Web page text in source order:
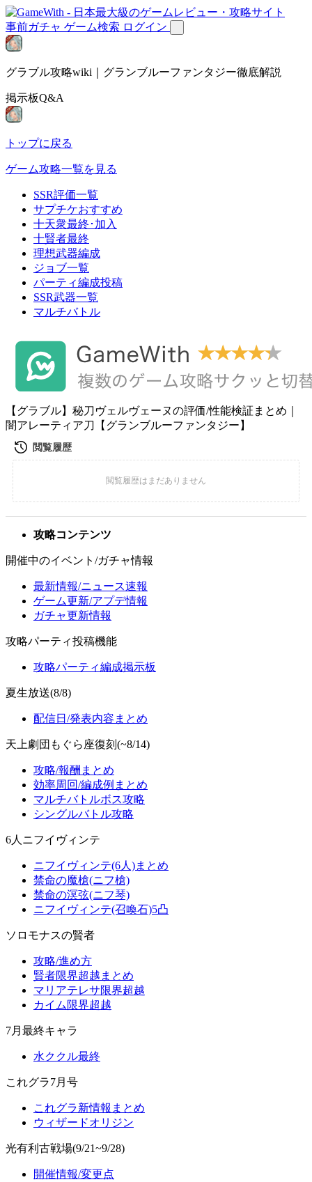
事前ガチャ ゲーム検索 ログイン
グラブル攻略wiki｜グランブルーファンタジー徹底解説
掲示板Q&A
トップに戻る
ゲーム攻略一覧を見る
SSR評価一覧
サプチケおすすめ
十天衆最終･加入
十賢者最終
理想武器編成
ジョブ一覧
パーティ編成投稿
SSR武器一覧
マルチバトル
【グラブル】秘刀ヴェルヴェーヌの評価/性能検証まとめ｜
闇アレーティア刀【グランブルーファンタジー】
攻略コンテンツ
開催中のイベント/ガチャ情報
最新情報/ニュース速報
ゲーム更新/アプデ情報
ガチャ更新情報
攻略パーティ投稿機能
攻略パーティ編成掲示板
夏生放送(8/8)
配信日/発表内容まとめ
天上劇団もぐら座復刻(~8/14)
攻略/報酬まとめ
効率周回/編成例まとめ
マルチバトルボス攻略
シングルバトル攻略
6人ニフイヴィンテ
ニフイヴィンテ(6人)まとめ
禁命の魔槍(ニフ槍)
禁命の溟弦(ニフ琴)
ニフイヴィンテ(召喚石)5凸
ソロモナスの賢者
攻略/進め方
賢者限界超越まとめ
マリアテレサ限界超越
カイム限界超越
7月最終キャラ
水ククル最終
これグラ7月号
これグラ新情報まとめ
ウィザードオリジン
光有利古戦場(9/21~9/28)
開催情報/変更点